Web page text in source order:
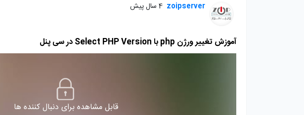
zoipserver 4 سال پیش
آموزش تغییر ورژن php با Select PHP Version در سی پنل
قابل مشاهده برای دنبال کننده ها